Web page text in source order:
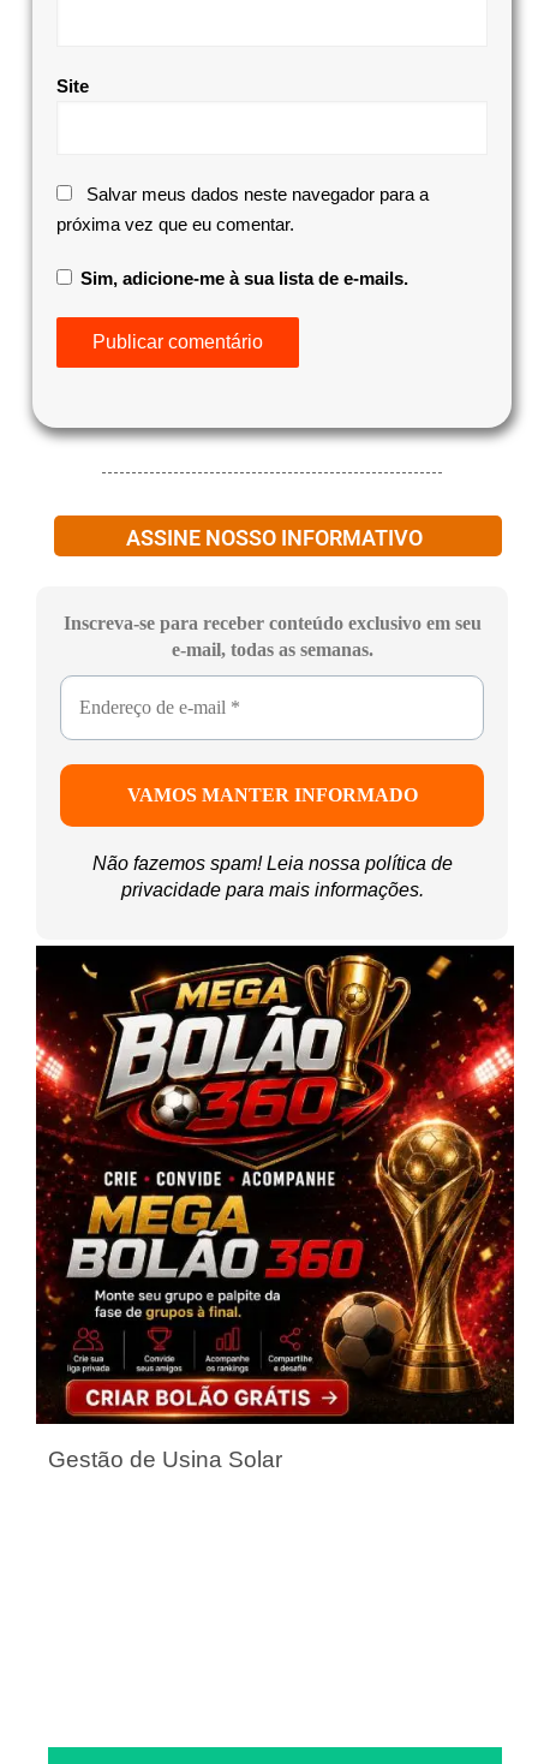
Site
Salvar meus dados neste navegador para a
próxima vez que eu comentar.
Sim, adicione-me à sua lista de e-mails.
ASSINE NOSSO INFORMATIVO
Inscreva-se para receber conteúdo exclusivo em seu
e-mail, todas as semanas.
Não fazemos spam! Leia nossa política de
privacidadepara mais informações.
Gestão de Usina Solar